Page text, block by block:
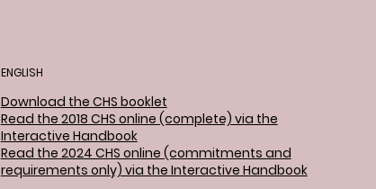
ENGLISH
Download the CHS booklet
Read the 2018 CHS online (complete) via the
Interactive Handbook
Read the 2024 CHS online (commitments and
requirements only) via the Interactive Handbook